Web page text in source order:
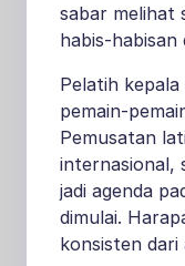
sabar melihat
habis-habisan
Pelatih
pemain-
Pemusatan
internasional,
jadi agenda
dimulai.
konsisten dari